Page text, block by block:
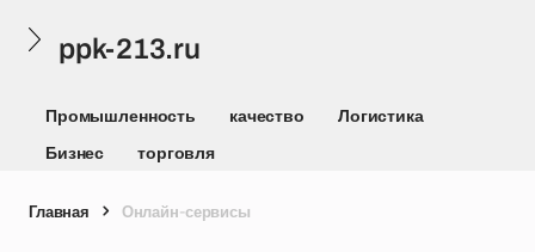
ppk-213.ru
Промышленность качество
Логистика
Бизнес
торговля
Главная Онлайн-сервисы